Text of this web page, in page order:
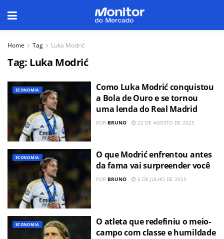
Home Tag Luka Modrić
Tag: Luka Modrić
ECONOMIA
Como Luka Modrić conquistou
a Bola de Ouro e se tornou
uma lenda do Real Madrid
POR BRUNO 22 DE AGOSTO DE 2025
ECONOMIA
O que Modrić enfrentou antes
da fama vai surpreender você
POR BRUNO 6 DE JULHO DE 2025
ECONOMIA
O atleta que redefiniu o meio-
campo com classe e humildade